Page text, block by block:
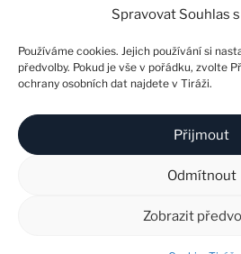
Spravovat Souhlas
Používáme cookies. Jejich používání si
předvolby. Pokud je vše v pořádku, zvolte
ochrany osobních dat najdete v Tiráži.
Přijmout
Odmítnout
Zobrazit
Design & Marketing s.r.o.
❘